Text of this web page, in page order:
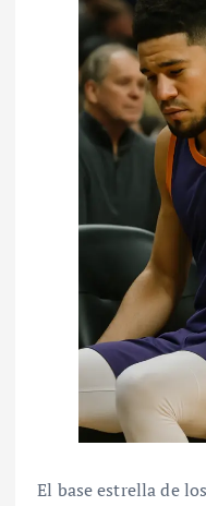
El base estrella de